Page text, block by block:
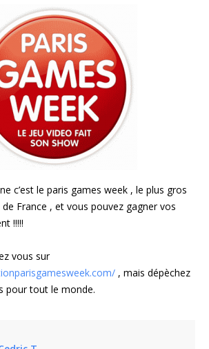
c’est le paris games week , le plus gros
France , et vous pouvez gagner vos
!!!!!
vous sur
, mais dépèchez
pour tout le monde.